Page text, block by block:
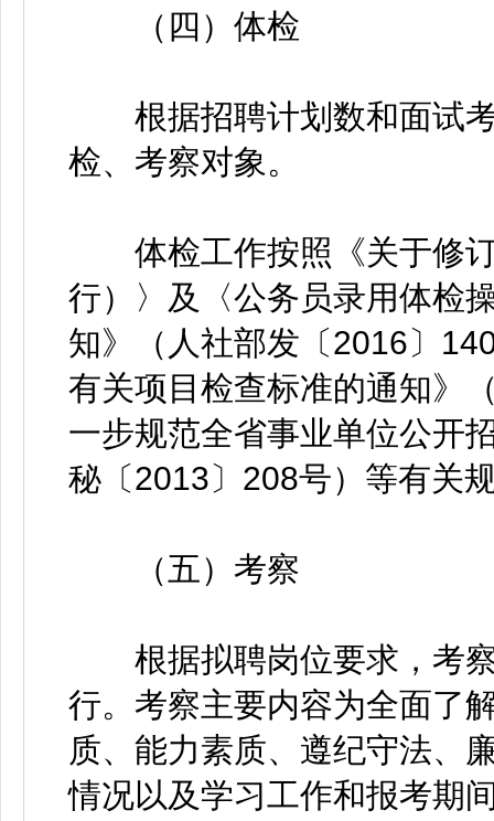
（四）体检
根据招聘计划数和面试考
检、考察对象。
体检工作按照《关于修订
行）〉及〈公务员录用体检
知》（人社部发〔2016〕
有关项目检查标准的通知》
一步规范全省事业单位公开
秘〔2013〕208号）等有关
（五）考察
根据拟聘岗位要求，考察
行。考察主要内容为全面了
质、能力素质、遵纪守法、
情况以及学习工作和报考期